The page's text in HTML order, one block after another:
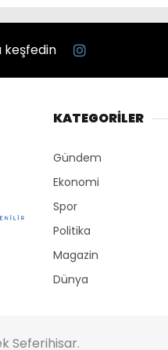
keşfedin
KATEGORİLER
Gündem
Ekonomi
Spor
Politika
Magazin
Dünya
Seferihisar.